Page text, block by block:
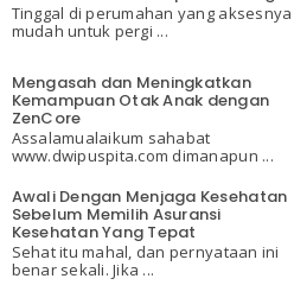
Tinggal di perumahan yang aksesnya
mudah untuk pergi ...
Mengasah dan Meningkatkan
Kemampuan Otak Anak dengan
ZenCore
Assalamualaikum sahabat
www.dwipuspita.com dimanapun ...
Awali Dengan Menjaga Kesehatan
Sebelum Memilih Asuransi
Kesehatan Yang Tepat
Sehat itu mahal, dan pernyataan ini
benar sekali. Jika ...